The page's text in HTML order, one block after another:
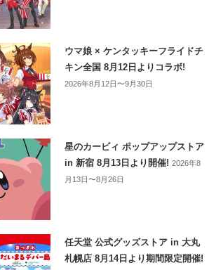
ウマ娘 × ケンタッキーフライドチ
キン全国 8月12日よりコラボ!
2026年8月12日〜9月30日
星のカービィ ポップアップストア
in 新宿 8月13日より開催!2026年8
月13日〜8月26日
任天堂 公式グッズストア in 大丸
札幌店 8月14日より期間限定開催!